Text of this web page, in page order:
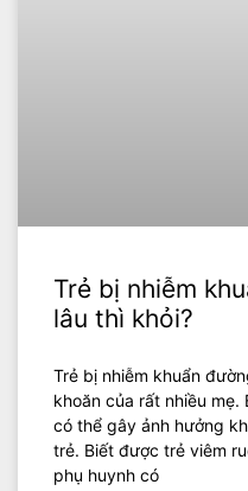
Trẻ bị nhiễm
lâu thì khỏi?
Trẻ bị nhiễm khuẩn
khoăn của rất nhiều
có thể gây ảnh hưởng
trẻ. Biết được trẻ viêm
phụ huynh có